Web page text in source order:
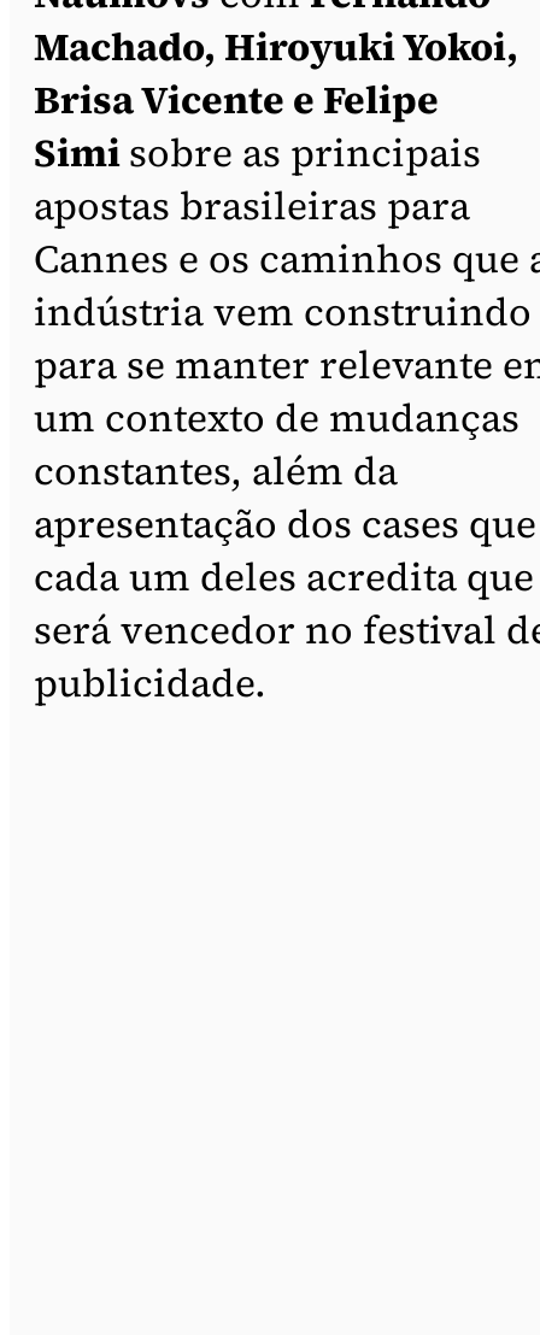
Machado, Hiroyuki Yokoi,
Brisa Vicente e Felipe
Simisobre as principais
apostas brasileiras para
Cannes e os caminhos que
indústria vem construindo
para se manter relevante
um contexto de mudanças
constantes, além da
apresentação dos cases que
cada um deles acredita que
será vencedor no festival
publicidade.